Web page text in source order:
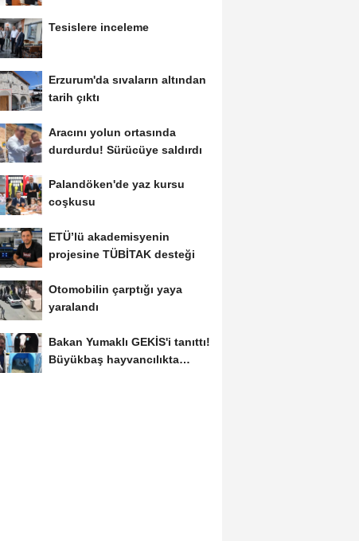
Tesislere inceleme
Erzurum'da sıvaların altından
tarih çıktı
Aracını yolun ortasında
durdurdu! Sürücüye saldırdı
Palandöken'de yaz kursu
coşkusu
ETÜ’lü akademisyenin
projesine TÜBİTAK desteği
Otomobilin çarptığı yaya
yaralandı
Bakan Yumaklı GEKİS'i tanıttı!
Büyükbaş hayvancılıkta